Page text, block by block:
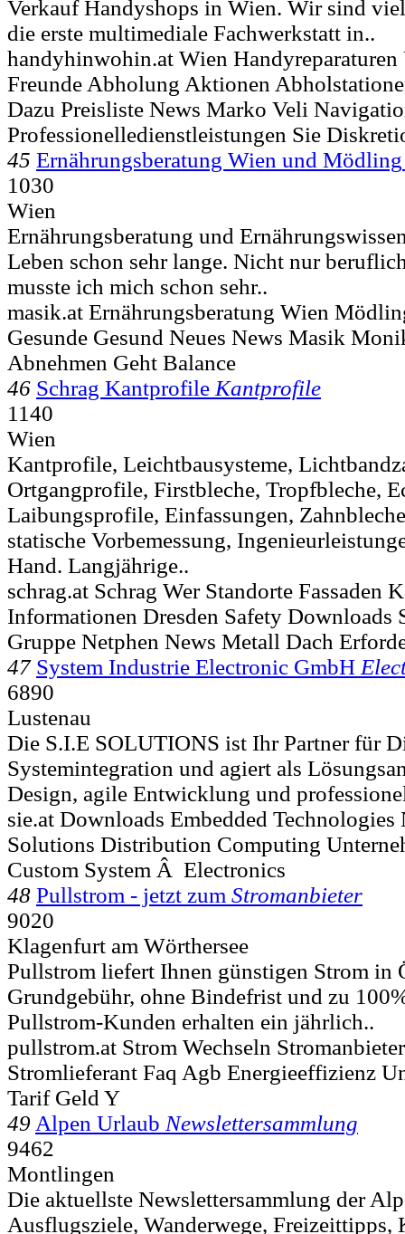
Verkauf Handyshops in Wien. Wir sind
die erste multimediale Fachwerkstatt in..
handyhinwohin.at Wien Handyreparaturen
Freunde Abholung Aktionen
Dazu Preisliste News Marko Veli
Professionelledienstleistungen Sie
45 Ernährungsberatung Wien und Mödling
1030
Wien
Ernährungsberatung und
Leben schon sehr lange. Nicht nur
musste ich mich schon sehr..
masik.at Ernährungsberatung Wien
Gesunde Gesund Neues News Masik
Abnehmen Geht Balance
46 Schrag Kantprofile Kantprofile
1140
Wien
Kantprofile, Leichtbausysteme,
Ortgangprofile, Firstbleche, Tropfbleche,
Laibungsprofile, Einfassungen,
statische Vorbemessung,
Hand. Langjährige..
schrag.at Schrag Wer Standorte Fassaden
Informationen Dresden Safety Downloads
Gruppe Netphen News Metall Dach
47 System Industrie Electronic GmbH
6890
Lustenau
Die S.I.E SOLUTIONS ist Ihr Partner für
Systemintegration und agiert als
Design, agile Entwicklung und
sie.at Downloads Embedded
Solutions Distribution Computing
Custom System Â Electronics
48 Pullstrom - jetzt zum Stromanbieter
9020
Klagenfurt am Wörthersee
Pullstrom liefert Ihnen günstigen Strom in
Grundgebühr, ohne Bindefrist und zu
Pullstrom-Kunden erhalten ein jährlich..
pullstrom.at Strom Wechseln
Stromlieferant Faq Agb Energieeffizienz
Tarif Geld Y
49 Alpen Urlaub Newslettersammlung
9462
Montlingen
Die aktuellste Newslettersammlung der
Ausflugsziele, Wanderwege, Freizeittipps,